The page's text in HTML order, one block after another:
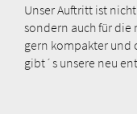
Unser Auftritt ist
sondern auch für
gern kompakter und
gibt´s unsere neu